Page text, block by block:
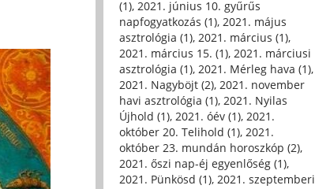
(1), 2021. június 10. gyűrűs
napfogyatkozás (1), 2021. május
asztrológia (1), 2021. március (1),
2021. március 15. (1), 2021. márciusi
asztrológia (1), 2021. Mérleg hava (1),
2021. Nagyböjt (2), 2021. november
havi asztrológia (1), 2021. Nyilas
Újhold (1), 2021. óév (1), 2021.
október 20. Telihold (1), 2021.
október 23. mundán horoszkóp (2),
2021. őszi nap-éj egyenlőség (1),
2021. Pünkösd (1), 2021. szeptemberi